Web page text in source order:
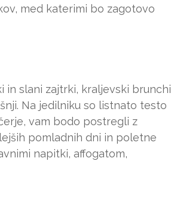
med katerimi bo zagotovo
in slani zajtrki, kraljevski brunchi
Na jedilniku so listnato testo
vam bodo postregli z
pomladnih dni in poletne
napitki, affogatom,